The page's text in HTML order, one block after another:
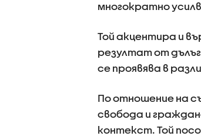
многократно
Той акцентира и
резултат от
се проявява в
По отношение на
свобода и
контекст. Той